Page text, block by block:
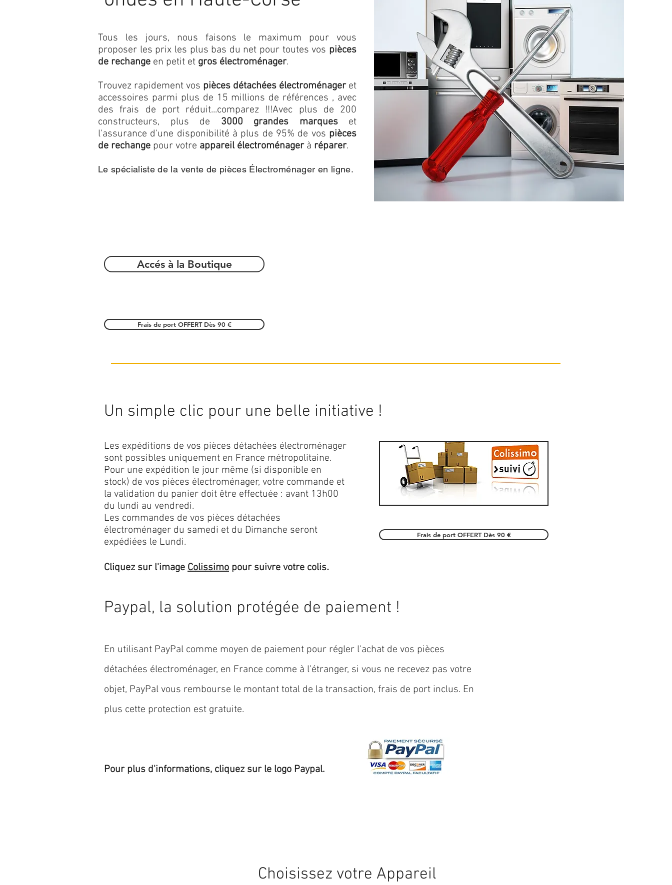
Tous les jours, nous faisons le maximum pour vous
proposer les prix les plus bas du net pour toutes vos pièces
de rechange en petit et gros électroménager.
Trouvez rapidement vos pièces détachées électroménageret
accessoires parmi plus de 15 millions de références , avec
des frais de port réduit...comparez !!!Avec plus de 200
constructeurs, plus de 3000 grandes marqueset
l'assurance d'une disponibilité à plus de 95% de vos pièces
de rechange pour votre appareil électroménagerà réparer.
Le spécialiste de la vente de pièces Électroménager en ligne.
Accés à la Boutique
Frais de port OFFERT Dès 90 €
Un simple clic pour une belle initiative !
Les expéditions de vos pièces détachées électroménager
sont possibles uniquement en France métropolitaine.
Pour une expédition le jour même (si disponible en
stock) de vos pièces électroménager, votre commande et
la validation du panier doit être effectuée : avant 13h00
du lundi au vendredi.
Les commandes de vos pièces détachées
électroménager du samedi et du Dimanche seront
expédiées le Lundi.
Cliquez sur l'image Colissimo pour suivre votre colis.
Frais de port OFFERT Dès 90 €
Paypal, la solution protégée de paiement !
En utilisant PayPal comme moyen de paiement pour régler l'achat de vos pièces
détachées électroménager, en France comme à l’étranger, si vous ne recevez pas votre
objet, PayPal vous rembourse le montant total de la transaction, frais de port inclus. En
plus cette protection est gratuite.
Pour plus d'informations, cliquez sur le logo Paypal.
Choisissez votre Appareil